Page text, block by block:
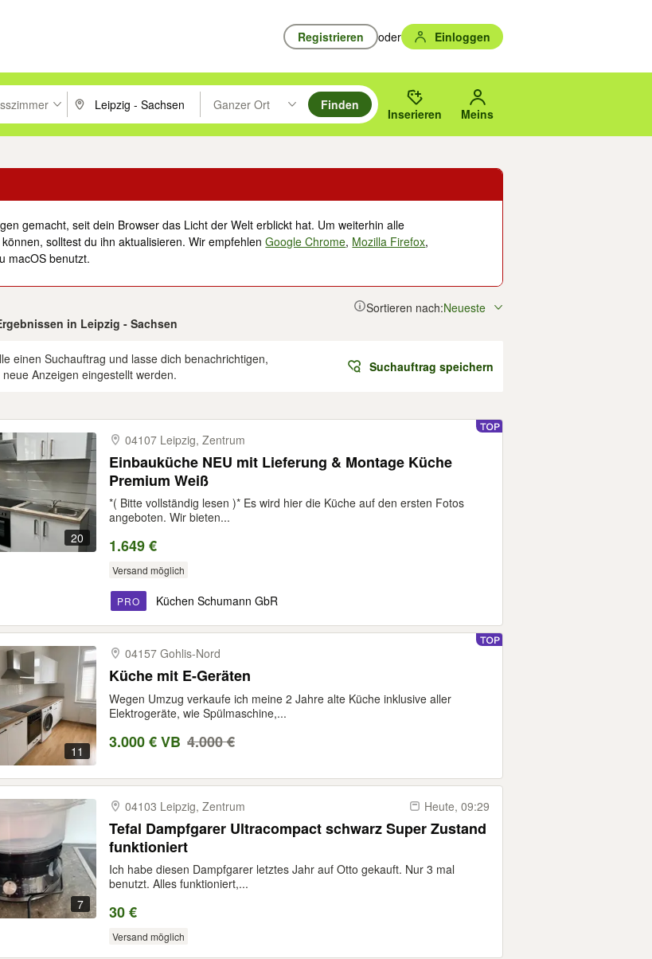
Registrieren oder Einloggen
oder Vorschläge mit den Pfeiltasten nach oben/unten durchsuchen und mit Eingabetaste auswählen.
PLZ oder Ort eingeben. Eingabetaste drücken um zu suchen, oder Vorschläge mit den Pfeiltasten nach oben/
Ganzer Ort
Suche im Umkreis des gewählten Orts oder PLZ.
Finden
Inserieren Meins
gemacht, seit dein Browser das Licht der Welt erblickt hat. Um weiterhin alle
solltest du ihn aktualisieren. Wir empfehlenGoogle Chrome, Mozilla Firefox,
macOS benutzt.
in Leipzig - Sachsen
Sortieren nach:Neueste
einen Suchauftrag und lasse dich benachrichtigen,
Anzeigen eingestellt werden.
Suchauftrag speichern
20
04107 Leipzig, Zentrum
Einbauküche NEU mit Lieferung & Montage Küche
Premium Weiß
*( Bitte vollständig lesen )* Es wird hier die Küche auf den ersten Fotos
angeboten. Wir bieten...
1.649 €
Versand möglich
PRO Küchen Schumann GbR
11
04157 Gohlis-​Nord
Küche mit E-Geräten
Wegen Umzug verkaufe ich meine 2 Jahre alte Küche inklusive aller
Elektrogeräte, wie Spülmaschine,...
3.000 € VB 4.000 €
7
04103 Leipzig, Zentrum Heute, 09:29
Tefal Dampfgarer Ultracompact schwarz Super Zustand
funktioniert
Ich habe diesen Dampfgarer letztes Jahr auf Otto gekauft. Nur 3 mal
benutzt. Alles funktioniert,...
30 €
Versand möglich